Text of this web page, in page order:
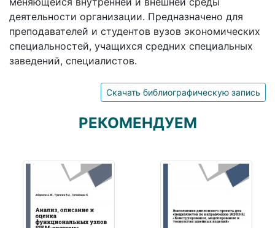
деятельности организации. Предназначено для
преподавателей и студентов вузов экономических
специальностей, учащихся средних специальных
заведений, специалистов.
Скачать библиографическую запись
РЕКОМЕНДУЕМ